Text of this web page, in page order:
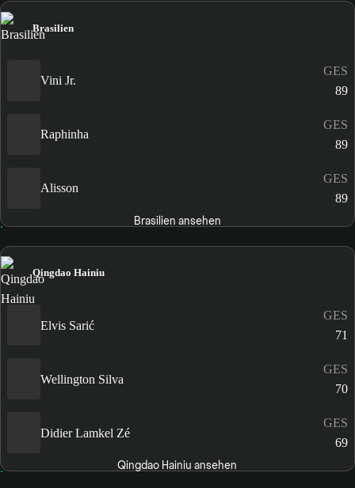
Brasilien
Vini Jr.
GES
89
Raphinha
GES
89
Alisson
GES
89
Brasilien ansehen
Qingdao Hainiu
Elvis Sarić
GES
71
Wellington Silva
GES
70
Didier Lamkel Zé
GES
69
Qingdao Hainiu ansehen